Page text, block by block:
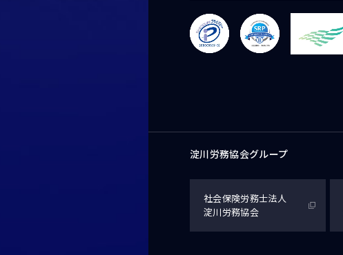
淀川労務協会グループ
社会保険労務士法人
淀川労務協会